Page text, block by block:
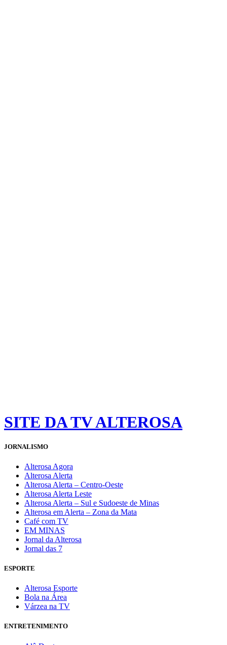
SITE DA TV ALTEROSA
JORNALISMO
Alterosa Agora
Alterosa Alerta
Alterosa Alerta – Centro-Oeste
Alterosa Alerta Leste
Alterosa Alerta – Sul e Sudoeste de Minas
Alterosa em Alerta – Zona da Mata
Café com TV
EM MINAS
Jornal da Alterosa
Jornal das 7
ESPORTE
Alterosa Esporte
Bola na Área
Várzea na TV
ENTRETENIMENTO